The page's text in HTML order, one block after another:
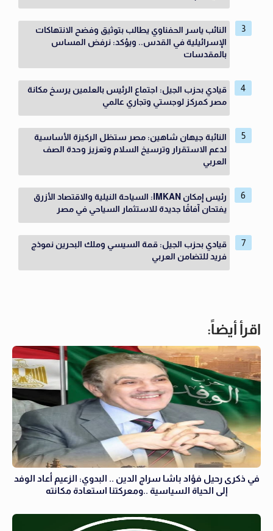
النائب ياسر الحفناوي يطالب بتوثيق وفضح الانتهاكات
الإسرائيلية في القدس.. ويؤكد: نرفض المساس
بالمقدسات
قيادي بحزب الجيل: اجتماع الرئيس بالعلمين يرسخ مكانة
مصر كمركز لوجستي وتجاري عالمي
النائبة جيهان شاهين: مصر ستظل الركيزة الأساسية
لدعم الاستقرار وترسيخ السلام وتعزيز وحدة الصف
العربي
رئيس إمكان IMKAN: السياحة النيلية والاقتصاد الأزرق
يفتحان آفاقًا جديدة للاستثمار السياحي في مصر
قيادي بحزب الجيل: قمة السيسي وملك البحرين نموذج
فريد للتضامن العربي
اقرأ أيضاً:
في ذكرى رحيل فؤاد باشا سراج الدين .. البدوي: الزعيم أعاد الوفد
إلى الحياة السياسية ..ومعركتنا استعادة مكانته